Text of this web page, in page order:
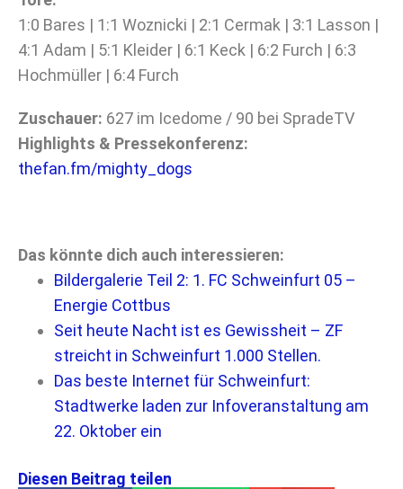
1:0 Bares | 1:1 Woznicki | 2:1 Cermak | 3:1 Lasson |
4:1 Adam | 5:1 Kleider | 6:1 Keck | 6:2 Furch | 6:3
Hochmüller | 6:4 Furch
Zuschauer: 627 im Icedome / 90 bei SpradeTV
Highlights & Pressekonferenz:
thefan.fm/mighty_dogs
Das könnte dich auch interessieren:
Bildergalerie Teil 2: 1. FC Schweinfurt 05 –
Energie Cottbus
Seit heute Nacht ist es Gewissheit – ZF
streicht in Schweinfurt 1.000 Stellen.
Das beste Internet für Schweinfurt:
Stadtwerke laden zur Infoveranstaltung am
22. Oktober ein
Diesen Beitrag teilen